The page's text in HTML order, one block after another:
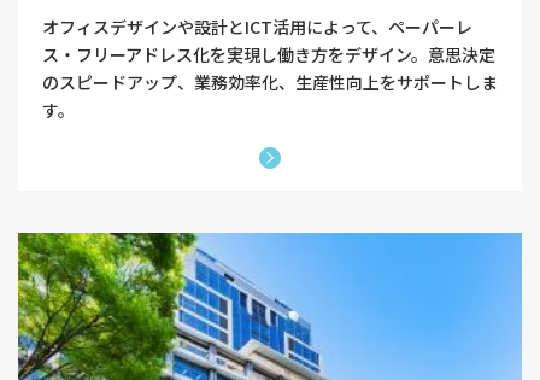
オフィスデザインや設計とICT活用によって、ペーパーレ
ス・フリーアドレス化を実現し働き方をデザイン。意思決定
のスピードアップ、業務効率化、生産性向上をサポートしま
す。